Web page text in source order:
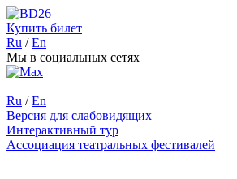
Купить билет
Ru /En
Мы в социальных сетях
Ru / En
Версия для слабовидящих
Интерактивный тур
Ассоциация театральных фестивалей